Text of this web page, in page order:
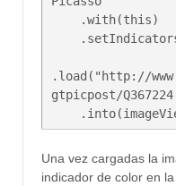
.load("http://
gtpicpost/
Una vez cargadas la
indicador de color en